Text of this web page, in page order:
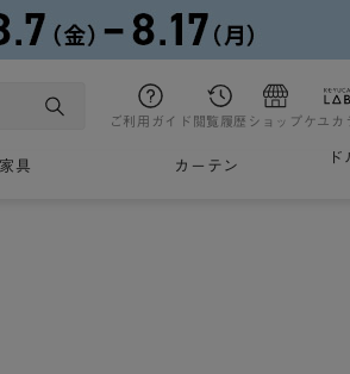
ご利用ガイド 閲覧履歴 ショップケユカ
家具 カーテン